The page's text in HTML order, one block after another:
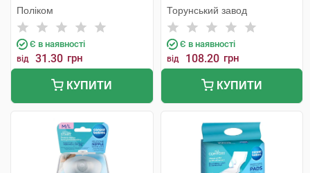
Поліком
Є в наявності
від 31.30 грн
КУПИТИ
Торунський завод
Є в наявності
від 108.20 грн
КУПИТИ